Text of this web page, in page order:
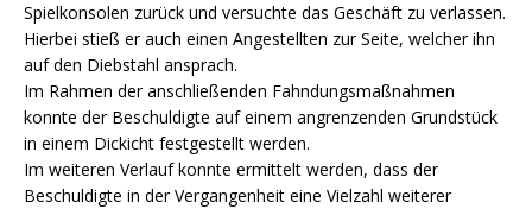
Spielkonsolen zurück und versuchte das Geschäft zu verlassen.
Hierbei stieß er auch einen Angestellten zur Seite, welcher ihn
auf den Diebstahl ansprach.
Im Rahmen der anschließenden Fahndungsmaßnahmen
konnte der Beschuldigte auf einem angrenzenden Grundstück
in einem Dickicht festgestellt werden.
Im weiteren Verlauf konnte ermittelt werden, dass der
Beschuldigte in der Vergangenheit eine Vielzahl weiterer